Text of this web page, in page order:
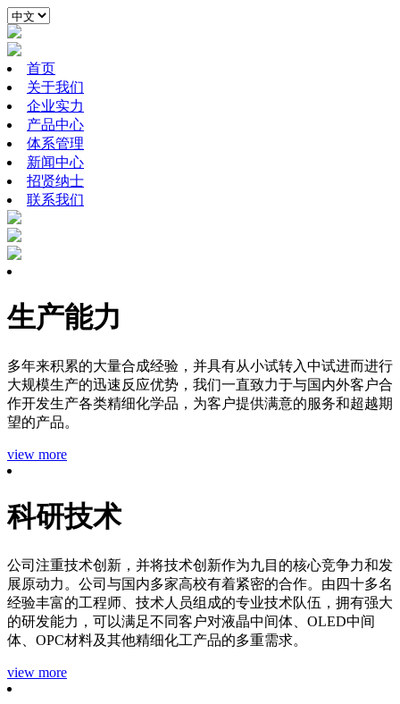
首页
关于我们
企业实力
产品中心
体系管理
新闻中心
招贤纳士
联系我们
生产能力
多年来积累的大量合成经验，并具有从小试转入中试进而进行
大规模生产的迅速反应优势，我们一直致力于与国内外客户合
作开发生产各类精细化学品，为客户提供满意的服务和超越期
望的产品。
view more
科研技术
公司注重技术创新，并将技术创新作为九目的核心竞争力和发
展原动力。公司与国内多家高校有着紧密的合作。由四十多名
经验丰富的工程师、技术人员组成的专业技术队伍，拥有强大
的研发能力，可以满足不同客户对液晶中间体、OLED中间
体、OPC材料及其他精细化工产品的多重需求。
view more